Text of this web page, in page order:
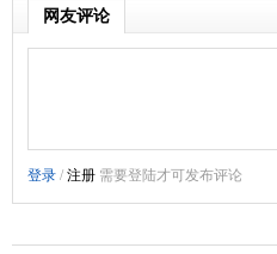
网友评论